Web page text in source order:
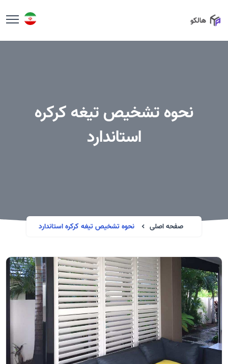
نحوه تشخیص تیغه کرکره
استاندارد
صفحه اصلی نحوه تشخیص تیغه کرکره استاندارد